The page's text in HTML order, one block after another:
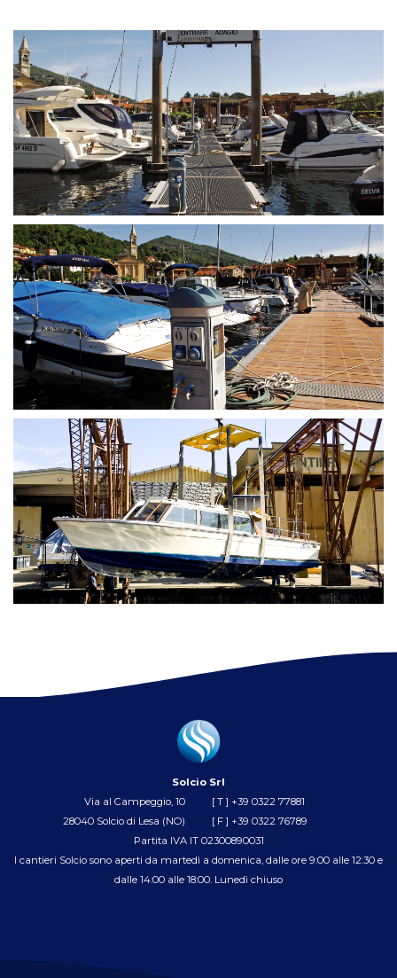
Solcio Srl
Via al Campeggio, 10
28040 Solcio di Lesa (NO)
[ T ] +39 0322 77881
[ F ] +39 0322 76789
Partita IVA IT 02300890031
I cantieri Solcio sono aperti da martedì a domenica, dalle ore 9:00 alle 12:30 e
dalle 14:00 alle 18:00. Lunedì chiuso